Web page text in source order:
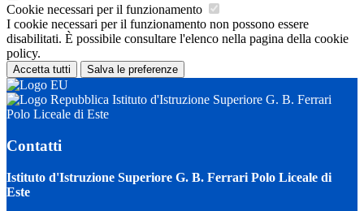
Cookie necessari per il funzionamento
I cookie necessari per il funzionamento non possono essere
disabilitati. È possibile consultare l'elenco nella pagina della cookie
policy.
Accetta tutti Salva le preferenze
Istituto d'Istruzione Superiore G. B. Ferrari
Polo Liceale di Este
Contatti
Istituto d'Istruzione Superiore G. B. Ferrari Polo Liceale di
Este